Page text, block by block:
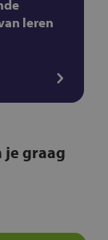
leren
je graag